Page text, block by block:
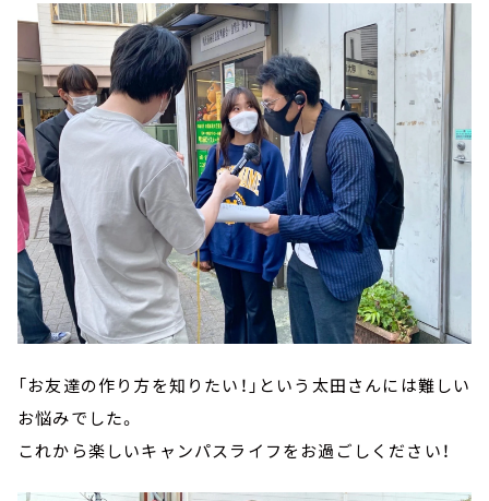
「お友達の作り方を知りたい！」という太田さんには難しい
お悩みでした。
これから楽しいキャンパスライフをお過ごしください！